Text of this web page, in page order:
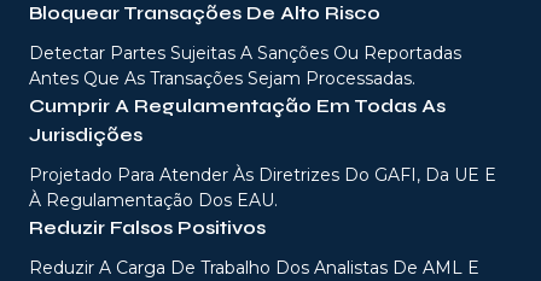
Bloquear Transações De Alto Risco
Detectar Partes Sujeitas A Sanções Ou Reportadas
Antes Que As Transações Sejam Processadas.
Cumprir A Regulamentação Em Todas As
Jurisdições
Projetado Para Atender Às Diretrizes Do GAFI, Da UE E
À Regulamentação Dos EAU.
Reduzir Falsos Positivos
Reduzir A Carga De Trabalho Dos Analistas De AML E